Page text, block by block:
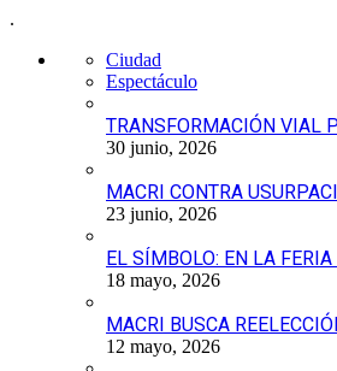
.
Ciudad
Espectáculo
TRANSFORMACIÓN VIAL
30 junio, 2026
MACRI CONTRA
23 junio, 2026
EL SÍMBOLO: EN LA
18 mayo, 2026
MACRI BUSCA
12 mayo, 2026